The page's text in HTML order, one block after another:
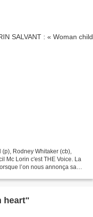
Rodney Whitaker (cb),
Mc Lorin c'est THE Voice. La
l’on nous annonça sa
heart"